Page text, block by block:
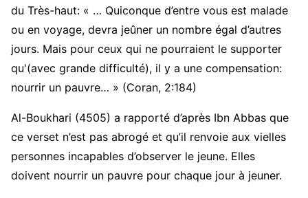
du Très-haut: « … Quiconque d’entre vous est malade
ou en voyage, devra jeûner un nombre égal d’autres
jours. Mais pour ceux qui ne pourraient le supporter
qu'(avec grande difficulté), il y a une compensation:
nourrir un pauvre… » (Coran, 2:184)
Al-Boukhari (4505) a rapporté d’après Ibn Abbas que
ce verset n’est pas abrogé et qu’il renvoie aux vielles
personnes incapables d’observer le jeune. Elles
doivent nourrir un pauvre pour chaque jour à jeuner.